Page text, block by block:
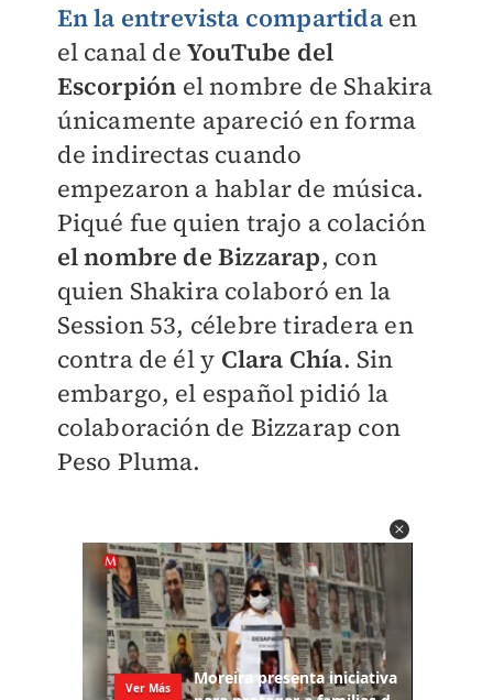
En la entrevista compartidaen
el canal de YouTube del
Escorpión el nombre de Shakira
únicamente apareció en forma
de indirectas cuando
empezaron a hablar de música.
Piqué fue quien trajo a colación
el nombre de Bizzarap, con
quien Shakira colaboró en la
Session 53, célebre tiradera en
contra de él y Clara Chía. Sin
embargo, el español pidió la
colaboración de Bizzarap con
Peso Pluma.